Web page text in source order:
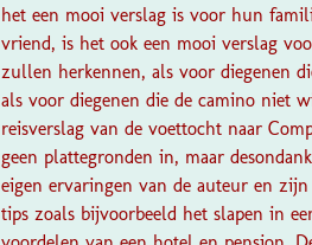
het een mooi verslag is voor hun
vriend, is het ook een mooi verslag
zullen herkennen, als voor diegenen
als voor diegenen die de camino niet
reisverslag van de voettocht naar
geen plattegronden in, maar
eigen ervaringen van de auteur en
tips zoals bijvoorbeeld het slapen in